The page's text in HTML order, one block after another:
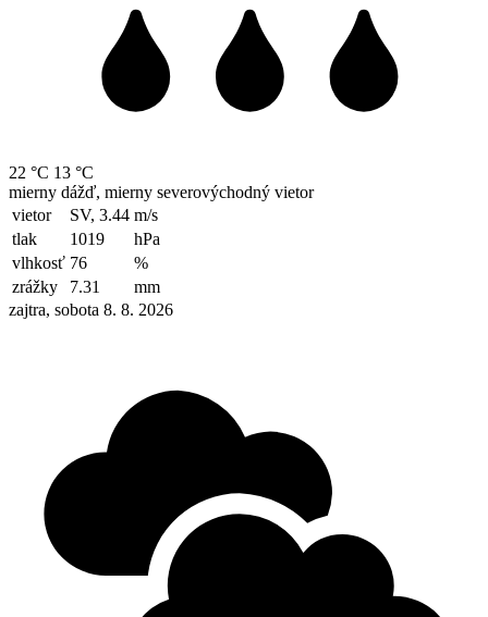
22 °C 13 °C
mierny dážď, mierny severovýchodný vietor
vietor
SV, 3.44 m/s
tlak
1019
hPa
vlhkosť 76
%
zrážky
7.31
mm
zajtra, sobota 8. 8. 2026